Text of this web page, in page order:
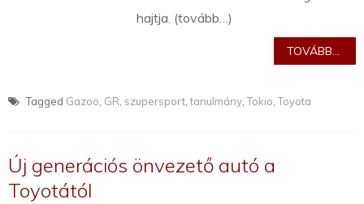
hajtja. (tovább…)
TOVÁBB...
Tagged Gazoo GR szupersport ,tanulmány ,Tokio ,Toyota
Új generációs önvezető autó a
Toyotától